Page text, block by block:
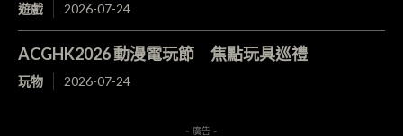
遊戲 2026-07-24
ACGHK2026 動漫電玩節 焦點玩具巡禮
玩物 2026-07-24
- 廣告 -